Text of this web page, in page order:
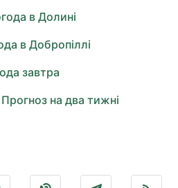
в Долині
в Добропіллі
завтра
Прогноз на два тижні